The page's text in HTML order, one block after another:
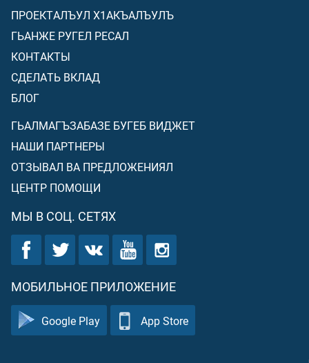
ПРОЕКТАЛЪУЛ Х1АКЪАЛЪУЛЪ
ГЬАНЖЕ РУГЕЛ РЕСАЛ
КОНТАКТЫ
СДЕЛАТЬ ВКЛАД
БЛОГ
ГЬАЛМАГЪЗАБАЗЕ БУГЕБ ВИДЖЕТ
НАШИ ПАРТНЕРЫ
ОТЗЫВАЛ ВА ПРЕДЛОЖЕНИЯЛ
ЦЕНТР ПОМОЩИ
МЫ В СОЦ. СЕТЯХ
МОБИЛЬНОЕ ПРИЛОЖЕНИЕ
Google Play App Store